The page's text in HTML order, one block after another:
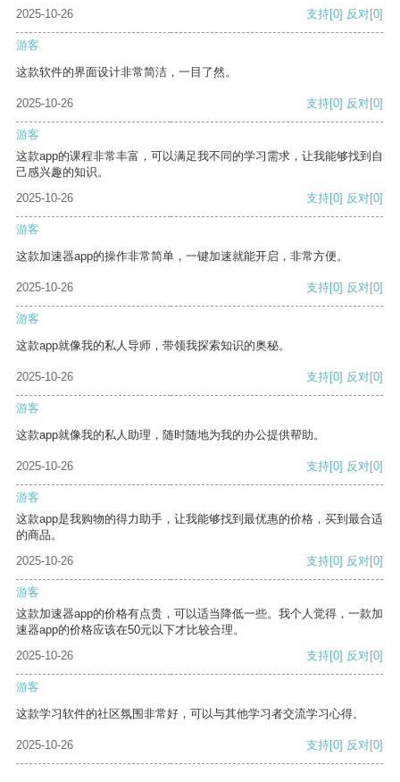
2025-10-26 支持[0] 反对[0]
游客
这款软件的界面设计非常简洁，一目了然。
2025-10-26 支持[0] 反对[0]
游客
这款app的课程非常丰富，可以满足我不同的学习需求，让我能够找到自
己感兴趣的知识。
2025-10-26
支持[0] 反对[0]
游客
这款加速器app的操作非常简单，一键加速就能开启，非常方便。
2025-10-26 支持[0] 反对[0]
游客
这款app就像我的私人导师，带领我探索知识的奥秘。
2025-10-26 支持[0] 反对[0]
游客
这款app就像我的私人助理，随时随地为我的办公提供帮助。
2025-10-26 支持[0] 反对[0]
游客
这款app是我购物的得力助手，让我能够找到最优惠的价格，买到最合适
的商品。
2025-10-26
支持[0] 反对[0]
游客
这款加速器app的价格有点贵，可以适当降低一些。我个人觉得，一款加
速器app的价格应该在50元以下才比较合理。
2025-10-26
支持[0] 反对[0]
游客
这款学习软件的社区氛围非常好，可以与其他学习者交流学习心得。
2025-10-26 支持[0] 反对[0]